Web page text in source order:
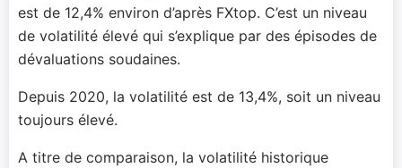
est de 12,4% environ d’après FXtop. C’est un niveau
de volatilité élevé qui s’explique par des épisodes de
dévaluations soudaines.
Depuis 2020, la volatilité est de 13,4%, soit un niveau
toujours élevé.
A titre de comparaison, la volatilité historique